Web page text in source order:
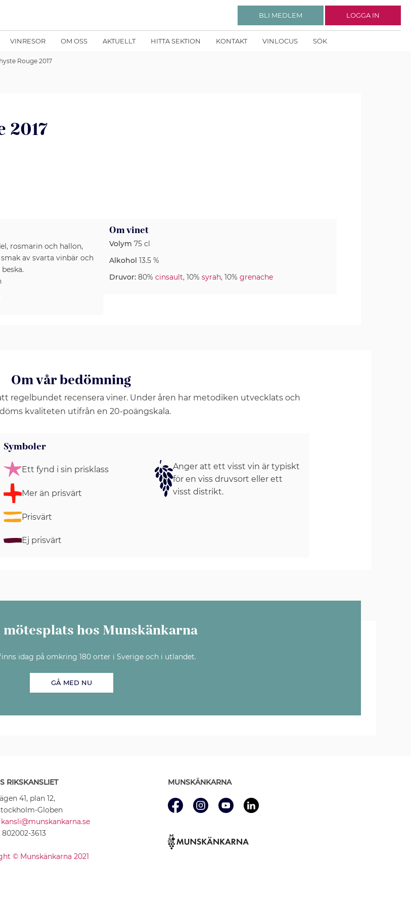
VINRESOR OM OSS AKTUELLT HITTA SEKTION KONTAKT VINLOCUS SÖK
BLI MEDLEM LOGGA IN
Rouge 2017
2017
rosmarin och hallon,
av svarta vinbär och
Om vinet
Volym 75 cl
Alkohol 13.5 %
Druvor: 80% cinsault, 10% syrah, 10% grenache
Om vår bedömning
regelbundet recensera viner. Under åren har metodiken utvecklats och
kvaliteten utifrån en 20-poängskala.
Symboler
Ett fynd i sin prisklass
Mer än prisvärt
Prisvärt
Ej prisvärt
Anger att ett visst vin är typiskt
för en viss druvsort eller ett
visst distrikt.
hos Munskänkarna
idag på omkring 180 orter i Sverige och i utlandet.
GÅ MED NU
RIKSKANSLIET
41, plan 12,
Globen
kansli@munskankarna.se
3613
© Munskänkarna 2021
MUNSKÄNKARNA